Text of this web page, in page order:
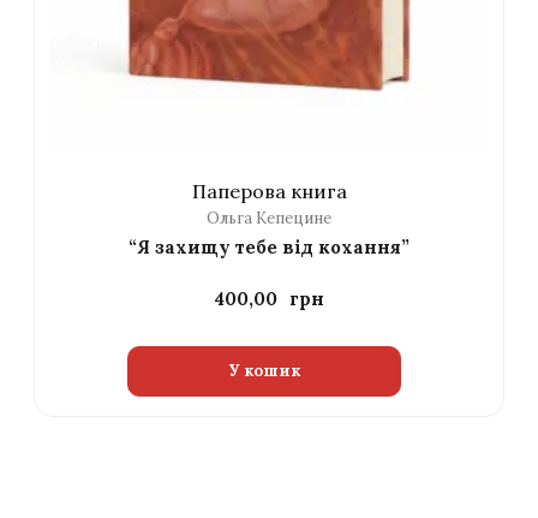
Паперова книга
Ольга Кепецине
“Я захищу тебе від кохання”
400,00
У кошик